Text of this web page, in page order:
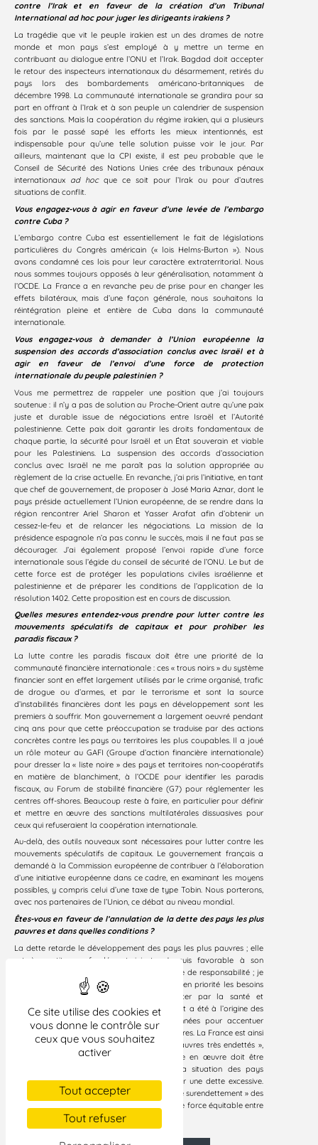
Ce site utilise des cookies et
vous donne le contrôle sur
ceux que vous souhaitez
activer
Tout accepter
Tout refuser
contre l’Irak et en faveur de la création d’un Tribunal
International ad hoc pour juger les dirigeants irakiens ?
La tragédie que vit le peuple irakien est un des drames de notre
monde et mon pays s’est employé à y mettre un terme en
contribuant au dialogue entre l’ONU et l’Irak. Bagdad doit accepter
le retour des inspecteurs internationaux du désarmement, retirés du
pays lors des bombardements américano-britanniques de
décembre 1998. La communauté internationale se grandira pour sa
part en offrant à l’Irak et à son peuple un calendrier de suspension
des sanctions. Mais la coopération du régime irakien, qui a plusieurs
fois par le passé sapé les efforts les mieux intentionnés, est
indispensable pour qu’une telle solution puisse voir le jour. Par
ailleurs, maintenant que la CPI existe, il est peu probable que le
Conseil de Sécurité des Nations Unies crée des tribunaux pénaux
internationaux ad hocque ce soit pour l’Irak ou pour d’autres
situations de conflit.
Vous engagez-vous à agir en faveur d’une levée de l’embargo
contre Cuba ?
L’embargo contre Cuba est essentiellement le fait de législations
particulières du Congrès américain (« lois Helms-Burton »). Nous
avons condamné ces lois pour leur caractère extraterritorial. Nous
nous sommes toujours opposés à leur généralisation, notamment à
l’OCDE. La France a en revanche peu de prise pour en changer les
effets bilatéraux, mais d’une façon générale, nous souhaitons la
réintégration pleine et entière de Cuba dans la communauté
internationale.
Vous engagez-vous à demander à l’Union européenne la
suspension des accords d’association conclus avec Israël et à
agir en faveur de l’envoi d’une force de protection
internationale du peuple palestinien ?
Vous me permettrez de rappeler une position que j’ai toujours
soutenue : il n’y a pas de solution au Proche-Orient autre qu’une paix
juste et durable issue de négociations entre Israël et l’Autorité
palestinienne. Cette paix doit garantir les droits fondamentaux de
chaque partie, la sécurité pour Israël et un État souverain et viable
pour les Palestiniens. La suspension des accords d’association
conclus avec Israël ne me paraît pas la solution appropriée au
règlement de la crise actuelle. En revanche, j’ai pris l’initiative, en tant
que chef de gouvernement, de proposer à José Maria Aznar, dont le
pays préside actuellement l’Union européenne, de se rendre dans la
région rencontrer Ariel Sharon et Yasser Arafat afin d’obtenir un
cessez-le-feu et de relancer les négociations. La mission de la
présidence espagnole n’a pas connu le succès, mais il ne faut pas se
décourager. J’ai également proposé l’envoi rapide d’une force
internationale sous l’égide du conseil de sécurité de l’ONU. Le but de
cette force est de protéger les populations civiles israélienne et
palestinienne et de préparer les conditions de l’application de la
résolution 1402. Cette proposition est en cours de discussion.
Quelles mesures entendez-vous prendre pour lutter contre les
mouvements spéculatifs de capitaux et pour prohiber les
paradis fiscaux ?
La lutte contre les paradis fiscaux doit être une priorité de la
communauté financière internationale : ces « trous noirs » du système
financier sont en effet largement utilisés par le crime organisé, trafic
de drogue ou d’armes, et par le terrorisme et sont la source
d’instabilités financières dont les pays en développement sont les
premiers à souffrir. Mon gouvernement a largement oeuvré pendant
cinq ans pour que cette préoccupation se traduise par des actions
concrètes contre les pays ou territoires les plus coupables. Il a joué
un rôle moteur au GAFI (Groupe d’action financière internationale)
pour dresser la « liste noire » des pays et territoires non-coopératifs
en matière de blanchiment, à l’OCDE pour identifier les paradis
fiscaux, au Forum de stabilité financière (G7) pour réglementer les
centres off-shores. Beaucoup reste à faire, en particulier pour définir
et mettre en œuvre des sanctions multilatérales dissuasives pour
ceux qui refuseraient la coopération internationale.
Au-delà, des outils nouveaux sont nécessaires pour lutter contre les
mouvements spéculatifs de capitaux. Le gouvernement français a
demandé à la Commission européenne de contribuer à l’élaboration
d’une initiative européenne dans ce cadre, en examinant les moyens
possibles, y compris celui d’une taxe de type Tobin. Nous porterons,
avec nos partenaires de l’Union, ce débat au niveau mondial.
Êtes-vous en faveur de l’annulation de la dette des pays les plus
pauvres et dans quelles conditions ?
La dette retarde le développement des pays les plus pauvres ; elle
est à ce titre profondément injuste. Je suis favorable à son
annulation et à l’engagement d’une démarche de responsabilité ; je
souhaite que ces pays s’engagent à financer en priorité les besoins
essentiels de leur population, à commencer par la santé et
l’éducation. C’est pourquoi mon gouvernement a été à l’origine des
différentes décisions prises ces dernières années pour accentuer
l’annulation de la dette des pays les plus pauvres. La France est ainsi
le premier contributeur à l’initiative « pays pauvres très endettés »,
avec un effort de plus de 10 Md€. Sa mise en œuvre doit être
accélérée. Il nous faut aussi répondre à la situation des pays
émergents, dont beaucoup sont fragilisés par une dette excessive.
J’ai proposé la création d’une « Commission de surendettement » des
Etats, pour permettre de rétablir un rapport de force équitable entre
l’État débiteur et ses créanciers.